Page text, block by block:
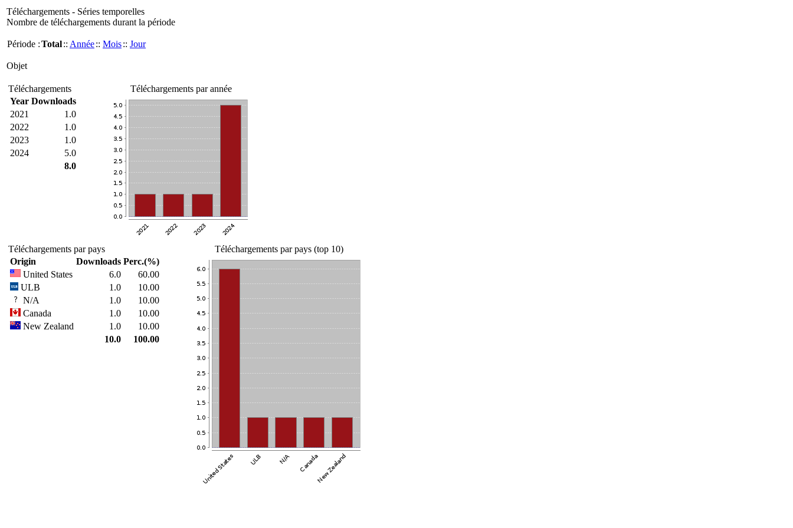
Téléchargements - Séries temporelles
Nombre de téléchargements durant la période
Période :Total:: Année:: Mois:: Jour
Objet
Téléchargements
Year Downloads
2021
1.0
2022
1.0
2023
1.0
2024
5.0
8.0
Téléchargements par année
Téléchargements par pays
Origin
Downloads Perc.(%)
United States
6.0
60.00
ULB
1.0
10.00
N/A
1.0
10.00
Canada
1.0
10.00
New Zealand
1.0
10.00
10.0
100.00
Téléchargements par pays (top 10)